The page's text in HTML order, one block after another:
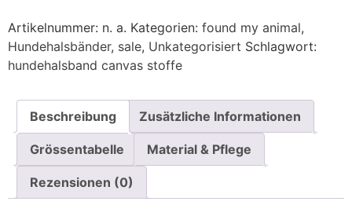
Artikelnummer: n. a. Kategorien: found my animal,
Hundehalsbänder, sale, Unkategorisiert Schlagwort:
hundehalsband canvas stoffe
Beschreibung Zusätzliche Informationen
Grössentabelle Material & Pflege
Rezensionen (0)